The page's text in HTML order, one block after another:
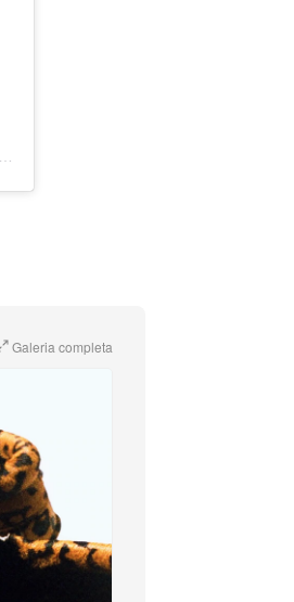
Uma publicação compartilhada por WACKO MARIA (@wackomaria_guiltyparties)
Galeria completa